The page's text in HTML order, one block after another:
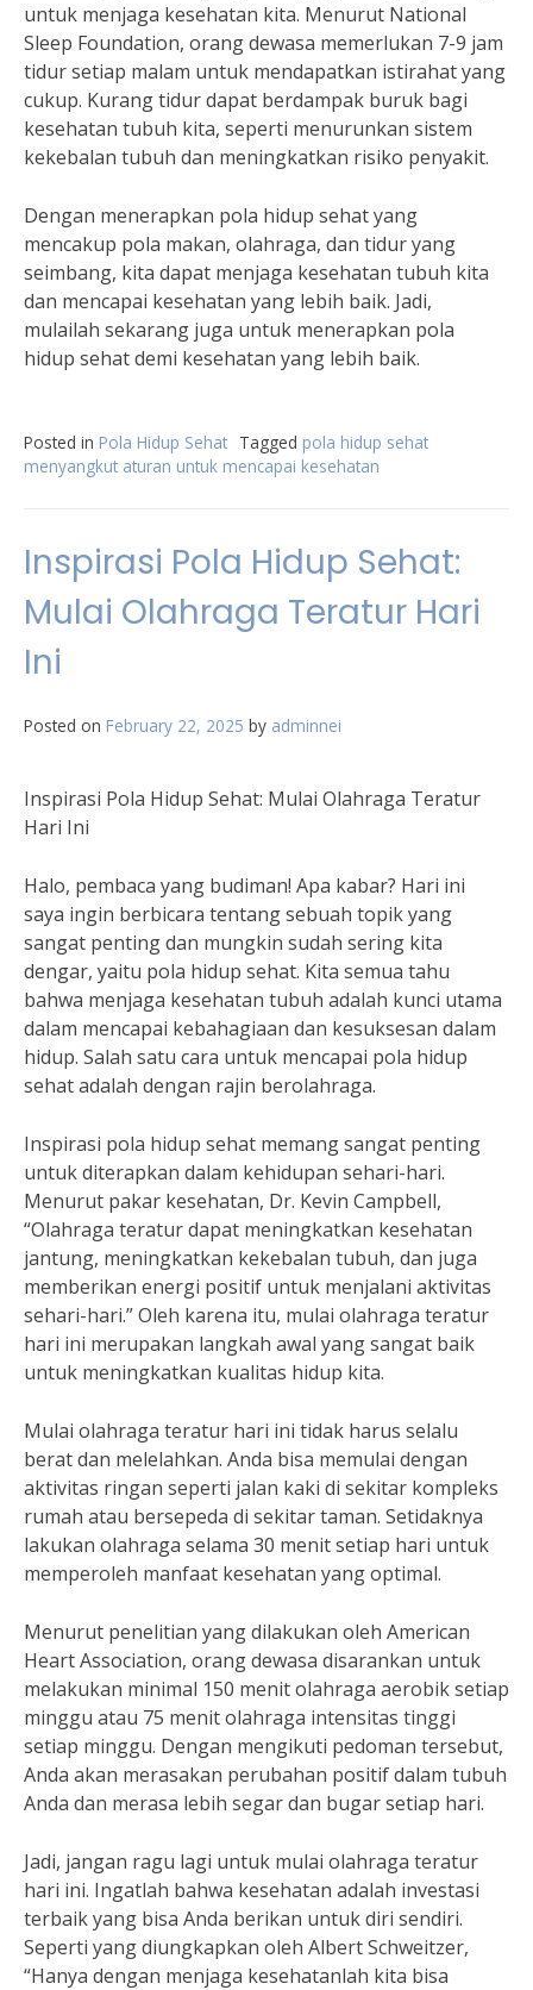
untuk menjaga kesehatan kita. Menurut National
Sleep Foundation, orang dewasa memerlukan 7-9 jam
tidur setiap malam untuk mendapatkan istirahat yang
cukup. Kurang tidur dapat berdampak buruk bagi
kesehatan tubuh kita, seperti menurunkan sistem
kekebalan tubuh dan meningkatkan risiko penyakit.
Dengan menerapkan pola hidup sehat yang
mencakup pola makan, olahraga, dan tidur yang
seimbang, kita dapat menjaga kesehatan tubuh kita
dan mencapai kesehatan yang lebih baik. Jadi,
mulailah sekarang juga untuk menerapkan pola
hidup sehat demi kesehatan yang lebih baik.
Posted in Pola Hidup Sehat Tagged pola hidup sehat
menyangkut aturan untuk mencapai kesehatan
Inspirasi Pola Hidup Sehat:
Mulai Olahraga Teratur Hari
Ini
Posted on February 22, 2025 by adminnei
Inspirasi Pola Hidup Sehat: Mulai Olahraga Teratur
Hari Ini
Halo, pembaca yang budiman! Apa kabar? Hari ini
saya ingin berbicara tentang sebuah topik yang
sangat penting dan mungkin sudah sering kita
dengar, yaitu pola hidup sehat. Kita semua tahu
bahwa menjaga kesehatan tubuh adalah kunci utama
dalam mencapai kebahagiaan dan kesuksesan dalam
hidup. Salah satu cara untuk mencapai pola hidup
sehat adalah dengan rajin berolahraga.
Inspirasi pola hidup sehat memang sangat penting
untuk diterapkan dalam kehidupan sehari-hari.
Menurut pakar kesehatan, Dr. Kevin Campbell,
“Olahraga teratur dapat meningkatkan kesehatan
jantung, meningkatkan kekebalan tubuh, dan juga
memberikan energi positif untuk menjalani aktivitas
sehari-hari.” Oleh karena itu, mulai olahraga teratur
hari ini merupakan langkah awal yang sangat baik
untuk meningkatkan kualitas hidup kita.
Mulai olahraga teratur hari ini tidak harus selalu
berat dan melelahkan. Anda bisa memulai dengan
aktivitas ringan seperti jalan kaki di sekitar kompleks
rumah atau bersepeda di sekitar taman. Setidaknya
lakukan olahraga selama 30 menit setiap hari untuk
memperoleh manfaat kesehatan yang optimal.
Menurut penelitian yang dilakukan oleh American
Heart Association, orang dewasa disarankan untuk
melakukan minimal 150 menit olahraga aerobik setiap
minggu atau 75 menit olahraga intensitas tinggi
setiap minggu. Dengan mengikuti pedoman tersebut,
Anda akan merasakan perubahan positif dalam tubuh
Anda dan merasa lebih segar dan bugar setiap hari.
Jadi, jangan ragu lagi untuk mulai olahraga teratur
hari ini. Ingatlah bahwa kesehatan adalah investasi
terbaik yang bisa Anda berikan untuk diri sendiri.
Seperti yang diungkapkan oleh Albert Schweitzer,
“Hanya dengan menjaga kesehatanlah kita bisa